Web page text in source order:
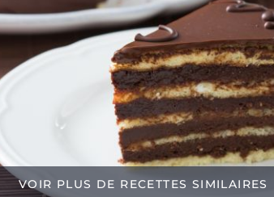
VOIR PLUS DE RECETTES SIMILAIRES